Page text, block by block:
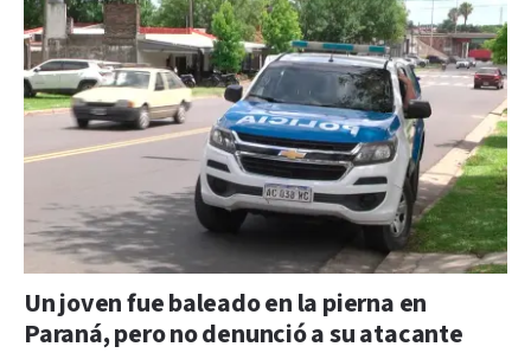
Un joven fue baleado en la pierna en
Paraná, pero no denunció a su atacante